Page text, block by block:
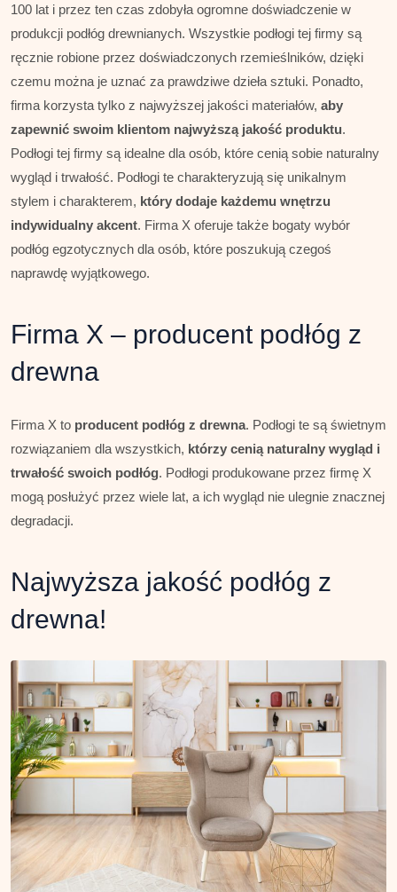
100 lat i przez ten czas zdobyła ogromne doświadczenie w
produkcji podłóg drewnianych. Wszystkie podłogi tej firmy są
ręcznie robione przez doświadczonych rzemieślników, dzięki
czemu można je uznać za prawdziwe dzieła sztuki. Ponadto,
firma korzysta tylko z najwyższej jakości materiałów, aby
zapewnić swoim klientom najwyższą jakość produktu.
Podłogi tej firmy są idealne dla osób, które cenią sobie naturalny
wygląd i trwałość. Podłogi te charakteryzują się unikalnym
stylem i charakterem, który dodaje każdemu wnętrzu
indywidualny akcent. Firma X oferuje także bogaty wybór
podłóg egzotycznych dla osób, które poszukują czegoś
naprawdę wyjątkowego.
Firma X – producent podłóg z
drewna
Firma X to producent podłóg z drewna. Podłogi te są świetnym
rozwiązaniem dla wszystkich, którzy cenią naturalny wygląd i
trwałość swoich podłóg. Podłogi produkowane przez firmę X
mogą posłużyć przez wiele lat, a ich wygląd nie ulegnie znacznej
degradacji.
Najwyższa jakość podłóg z
drewna!